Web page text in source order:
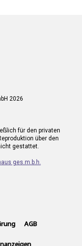
2026
für den privaten
über den
gestattet.
ges.m.b.h.
AGB